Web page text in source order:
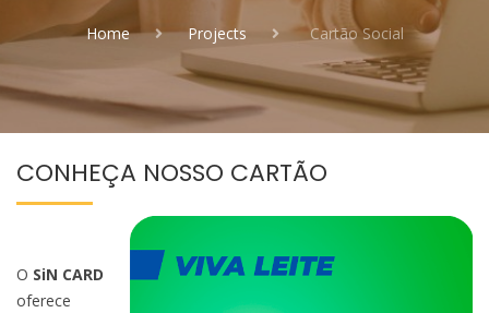
Home Projects Cartão Social
CONHEÇA NOSSO CARTÃO
O SiN CARD
oferece